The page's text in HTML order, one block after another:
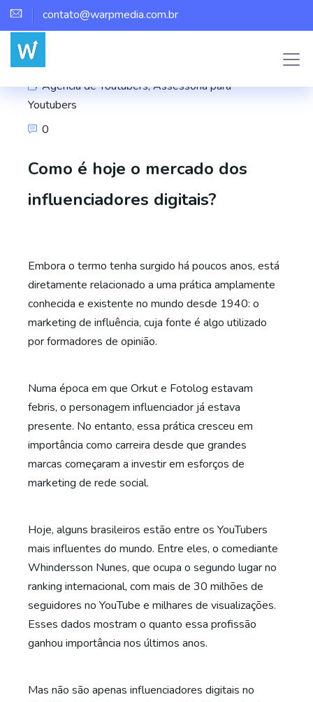
contato@warpmedia.com.br
Agência de Youtubers,Assessoria para
Youtubers
0
Como é hoje o mercado dos
influenciadores digitais?
Embora o termo tenha surgido há poucos anos, está
diretamente relacionado a uma prática amplamente
conhecida e existente no mundo desde 1940: o
marketing de influência, cuja fonte é algo utilizado
por formadores de opinião.
Numa época em que Orkut e Fotolog estavam
febris, o personagem influenciador já estava
presente. No entanto, essa prática cresceu em
importância como carreira desde que grandes
marcas começaram a investir em esforços de
marketing de rede social.
Hoje, alguns brasileiros estão entre os YouTubers
mais influentes do mundo. Entre eles, o comediante
Whindersson Nunes, que ocupa o segundo lugar no
ranking internacional, com mais de 30 milhões de
seguidores no YouTube e milhares de visualizações.
Esses dados mostram o quanto essa profissão
ganhou importância nos últimos anos.
Mas não são apenas influenciadores digitais no